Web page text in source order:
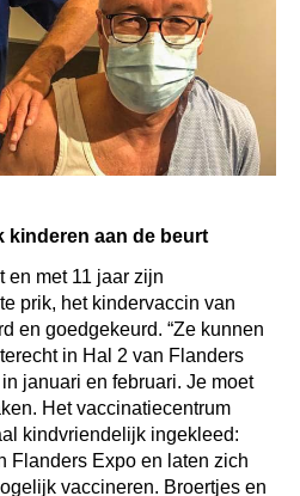
kinderen aan de beurt
en met 11 jaar zijn
prik, het kindervaccin van
en goedgekeurd. “Ze kunnen
in Hal 2 van Flanders
januari en februari. Je moet
Het vaccinatiecentrum
kindvriendelijk ingekleed:
Flanders Expo en laten zich
vaccineren. Broertjes en